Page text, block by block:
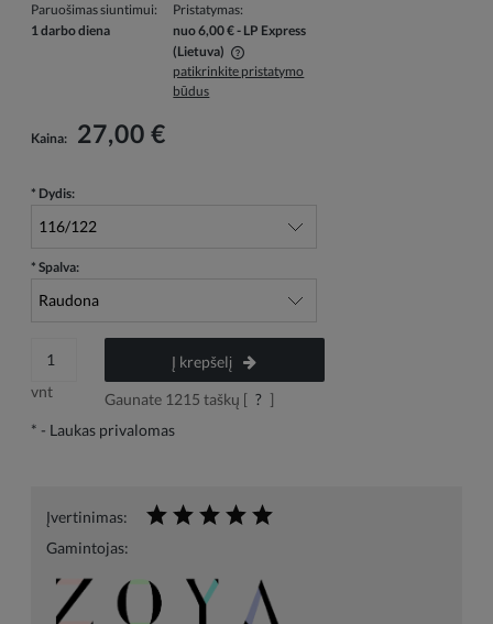
Paruošimas siuntimui:
1 darbo diena
Pristatymas:
nuo 6,00 €- LP Express
(Lietuva)
Į kainą neįskaičiuotos galimos mokėjimo išlaidos
patikrinkite pristatymo
būdus
Kaina: 27,00 €
* Dydis:
* Spalva:
vnt
Į krepšelį
Gaunate 1215 taškų [ ? ]
* - Laukas privalomas
Įvertinimas:
Gamintojas: